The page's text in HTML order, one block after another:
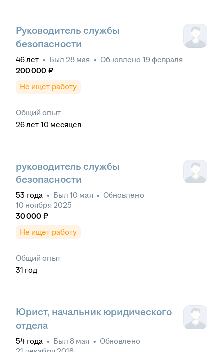
Руководитель службы
безопасности
46лет • Был 28 мая • Обновлено 19 февраля
200 000 ₽
Не ищет работу
Общий опыт
26лет 10 месяцев
руководитель службы
безопасности
53 года • Был 10 мая • Обновлено
10 ноября 2025
30 000 ₽
Не ищет работу
Общий опыт
31 год
Юрист, начальник юридического
отдела
54 года • Был 8 мая • Обновлено